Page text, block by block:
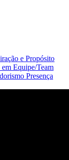
e Propósito
Equipe/Team
Presença